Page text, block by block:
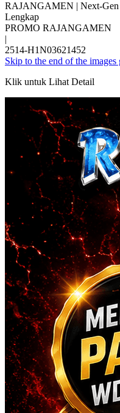
RAJANGAMEN | Next-Gen
Lengkap
PROMO RAJANGAMEN
|
2514-H1N03621452
Skip to the end of the images
Klik untuk Lihat Detail